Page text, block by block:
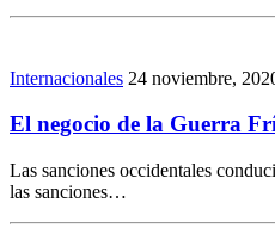
Internacionales 24 noviembre,
El negocio de la Guerra
Las sanciones occidentales
las sanciones…